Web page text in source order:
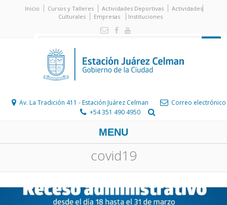
Inicio Cursos y Talleres Actividades Deportivas
Actividades
Culturales
Empresas Instituciones
Av. La Tradición 411 - Estación Juárez Celman
Correo electrónico
+54 351 490 4950
MENU
covid19